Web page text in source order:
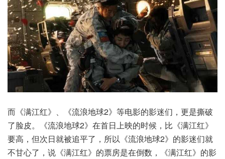
而《满江红》、《流浪地球2》等电影的影迷们，更是撕破
了脸皮。《流浪地球2》在首日上映的时候，比《满江红》
要高，但次日就被追平了，所以《流浪地球2》的影迷们就
不甘心了，说《满江红》的票房是在倒数，《满江红》的影